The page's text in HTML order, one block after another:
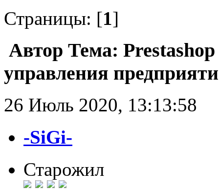
Страницы: [1]
Автор Тема:
управления
26 Июль 2020, 13:13:58
-SiGi-
Старожил